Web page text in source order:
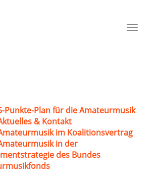
Toggle
Punkte-Plan für die Amateurmusik
& Kontakt
im Koalitionsvertrag
in der
des Bundes